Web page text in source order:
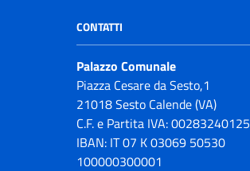
CONTATTI
Palazzo Comunale
Piazza Cesare da Sesto,1
21018 Sesto Calende (VA)
C.F. e Partita IVA: 00283240125
IBAN: IT 07 K 03069 50530
100000300001